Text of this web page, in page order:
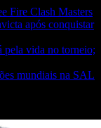
Fire Clash Masters
após conquistar
vida no torneio;
mundiais na SAL